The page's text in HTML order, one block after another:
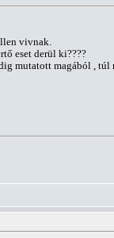
vivnak.
eset derül ki????
mutatott magából , túl